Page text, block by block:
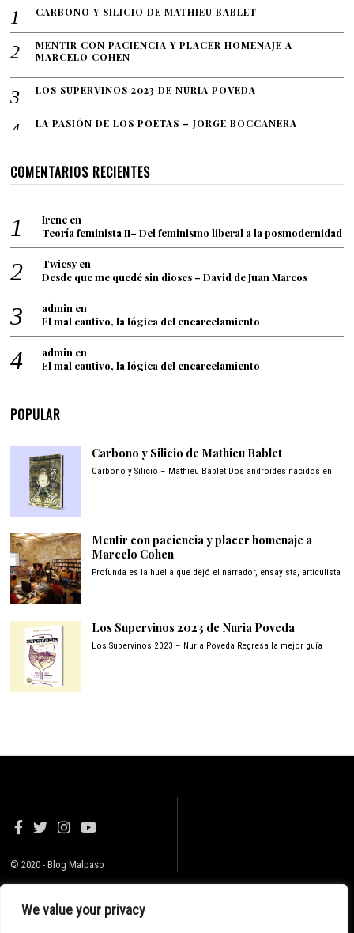
We value your privacy
CARBONO Y SILICIO DE MATHIEU BABLET
MENTIR CON PACIENCIA Y PLACER HOMENAJE A
MARCELO COHEN
LOS SUPERVINOS 2023 DE NURIA POVEDA
LA PASIÓN DE LOS POETAS – JORGE BOCCANERA
COMENTARIOS RECIENTES
Irene en
Teoría feminista II– Del feminismo liberal a la posmodernidad
Twicsy en
Desde que me quedé sin dioses – David de Juan Marcos
admin en
El mal cautivo, la lógica del encarcelamiento
admin en
El mal cautivo, la lógica del encarcelamiento
POPULAR
Carbono y Silicio de Mathieu Bablet
Carbono y Silicio – Mathieu Bablet Dos androides nacidos en
Mentir con paciencia y placer homenaje a
Marcelo Cohen
Profunda es la huella que dejó el narrador, ensayista, articulista
Los Supervinos 2023 de Nuria Poveda
Los Supervinos 2023 – Nuria Poveda Regresa la mejor guía
© 2020 - Blog Malpaso